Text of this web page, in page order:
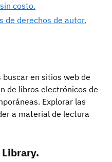
costo.
de derechos de autor.
en sitios web de
de libros electrónicos de
Explorar las
a material de lectura